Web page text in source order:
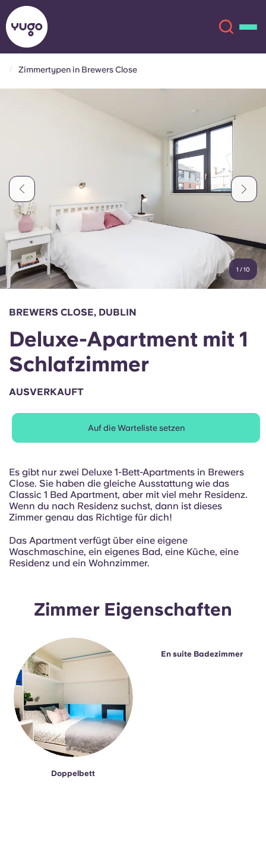
Chinese
Español
Italian
French
Portuguese
Wähle ein Land aus
Anmelden
Español
Català Deutsch
Italian
Zimmertypen in Brewers Close
1 /10
BREWERS CLOSE, DUBLIN
Deluxe-Apartment mit 1
Schlafzimmer
AUSVERKAUFT
Auf die Warteliste setzen
Es gibt nur zwei Deluxe 1-Bett-Apartments in Brewers
Close. Sie haben die gleiche Ausstattung wie das
Classic 1 Bed Apartment, aber mit viel mehr Residenz.
Wenn du nach Residenz suchst, dann ist dieses
Zimmer genau das Richtige für dich!
Das Apartment verfügt über eine eigene
Waschmaschine, ein eigenes Bad, eine Küche, eine
Residenz und ein Wohnzimmer.
Zimmer Eigenschaften
Doppelbett
En suite Badezimmer